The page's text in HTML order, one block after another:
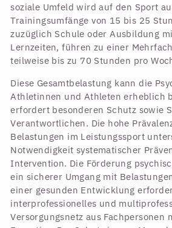
soziale Umfeld wird auf den Sport
Trainingsumfänge von 15 bis 25
zuzüglich Schule oder Ausbildung
Lernzeiten, führen zu einer
teilweise bis zu 70 Stunden pro
Diese Gesamtbelastung kann die
Athletinnen und Athleten erheblich
erfordert besonderen Schutz sowie
Verantwortlichen. Die hohe
Belastungen im Leistungssport
Notwendigkeit systematischer
Intervention. Die Förderung
ein sicherer Umgang mit
einer gesunden Entwicklung
interprofessionelles und
Versorgungsnetz aus Fachpersonen